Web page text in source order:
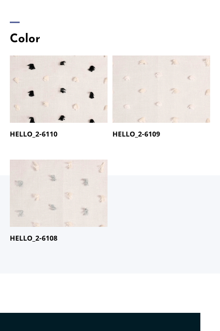
Color
商品名：
2-6110
HELLO_2-6110
品番：
HELLO_2-6109
HELLO
品番：
HELLO_2-6108